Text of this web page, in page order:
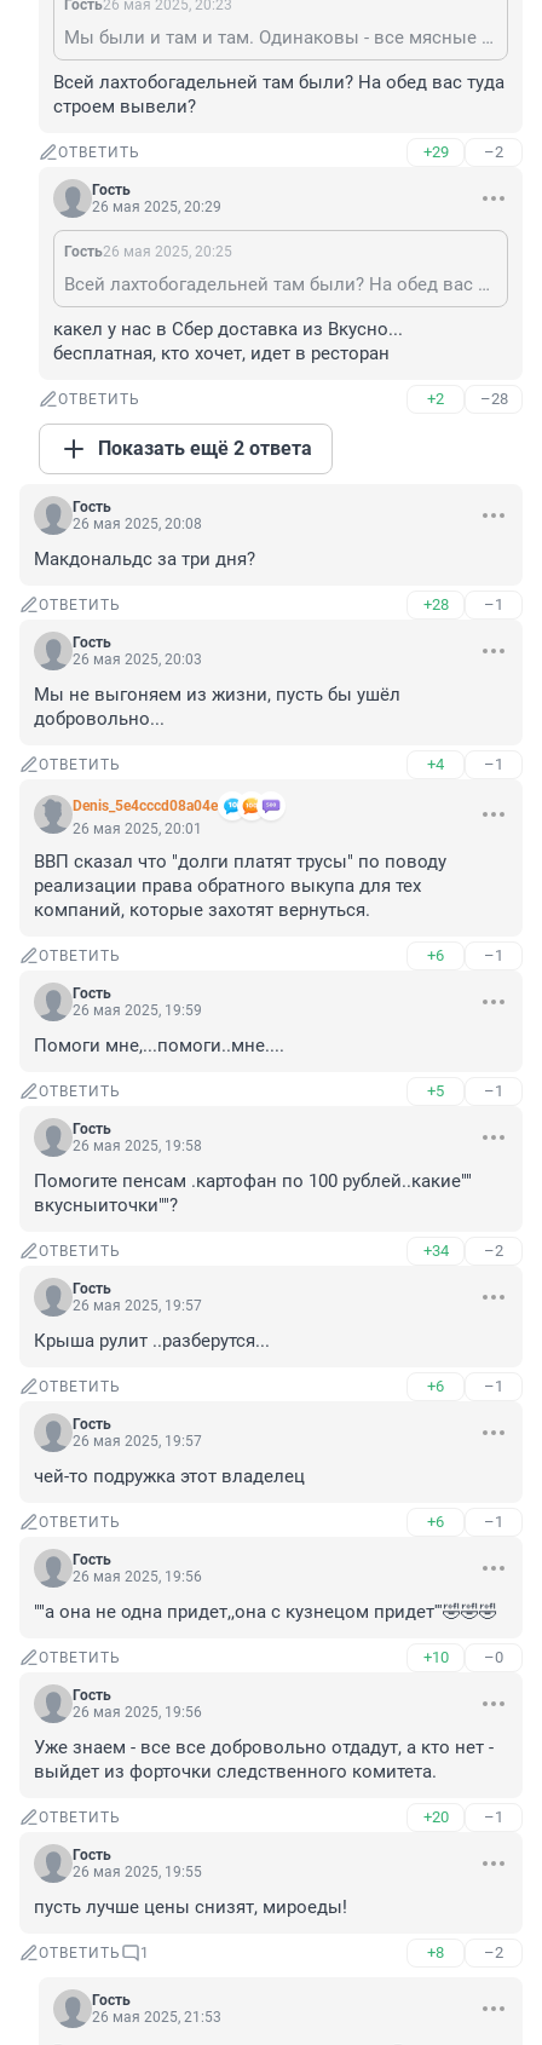
Гость26 мая 2025, 20:23
Мы были и там и там. Одинаковы - все мясные и чиз бургеры. Кроме филе о фиш. Но нам бутерброд с рыбой вообще нравится только с сёмгой и кетой, чего там нет.
Всей лахтобогадельней там были? На обед вас туда
строем вывели?
ОТВЕТИТЬ +29 –2
Гость
26 мая 2025, 20:29
Гость26 мая 2025, 20:25
Всей лахтобогадельней там были? На обед вас туда строем вывели?
какел у нас в Сбер доставка из Вкусно...
бесплатная, кто хочет, идет в ресторан
ОТВЕТИТЬ +2 –28
Показать ещё 2 ответа
Гость
26 мая 2025, 20:08
Макдональдс за три дня?
ОТВЕТИТЬ +28 –1
Гость
26 мая 2025, 20:03
Мы не выгоняем из жизни, пусть бы ушёл
добровольно...
ОТВЕТИТЬ +4 –1
Denis_5e4cccd08a04e
26 мая 2025, 20:01
ВВП сказал что "долги платят трусы" по поводу
реализации права обратного выкупа для тех
компаний, которые захотят вернуться.
ОТВЕТИТЬ +6 –1
Гость
26 мая 2025, 19:59
Помоги мне,...помоги..мне....
ОТВЕТИТЬ +5 –1
Гость
26 мая 2025, 19:58
Помогите пенсам .картофан по 100 рублей..какие""
вкусныиточки""?
ОТВЕТИТЬ +34 –2
Гость
26 мая 2025, 19:57
Крыша рулит ..разберутся...
ОТВЕТИТЬ +6 –1
Гость
26 мая 2025, 19:57
чей-то подружка этот владелец
ОТВЕТИТЬ +6 –1
Гость
26 мая 2025, 19:56
""а она не одна придет,,она с кузнецом придет'''🤣🤣🤣
ОТВЕТИТЬ +10 –0
Гость
26 мая 2025, 19:56
Уже знаем - все все добровольно отдадут, а кто нет -
выйдет из форточки следственного комитета.
ОТВЕТИТЬ +20 –1
Гость
26 мая 2025, 19:55
пусть лучше цены снизят, мироеды!
ОТВЕТИТЬ 1 +8 –2
Гость
26 мая 2025, 21:53